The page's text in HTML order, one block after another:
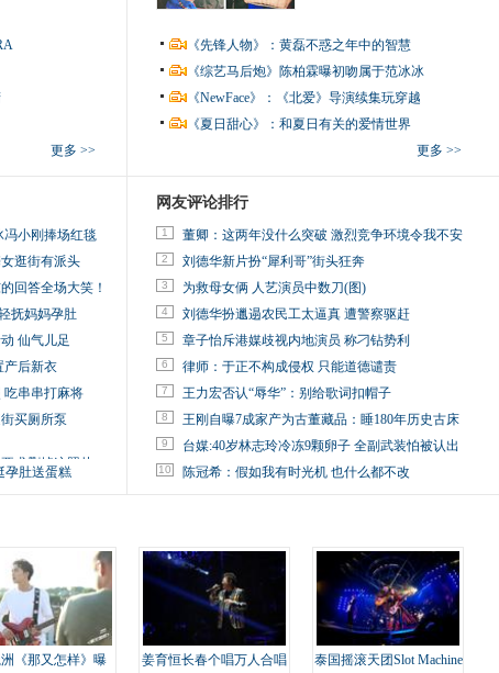
更多 >>
《先锋人物》：黄磊不惑之年中的智慧
《综艺马后炮》陈柏霖曝初吻属于范冰冰
《NewFace》：《北爱》导演续集玩穿越
《夏日甜心》：和夏日有关的爱情世界
更多 >>
冯小刚捧场红毯
逛街有派头
回答全场大笑！
抚妈妈孕肚
仙气儿足
产后新衣
吃串串打麻将
买厕所泵
求删掉这照片
孕肚送蛋糕
网友评论排行
1 董卿：这两年没什么突破 激烈竞争环境令我不安
2 刘德华新片扮“犀利哥”街头狂奔
3 为救母女俩 人艺演员中数刀(图)
4 刘德华扮邋遢农民工太逼真 遭警察驱赶
5 章子怡斥港媒歧视内地演员 称刁钻势利
6 律师：于正不构成侵权 只能道德谴责
7 王力宏否认“辱华”：别给歌词扣帽子
8 王刚自曝7成家产为古董藏品：睡180年历史古床
9 台媒:40岁林志玲冷冻9颗卵子 全副武装怕被认出
10 陈冠希：假如我有时光机 也什么都不改
《那又怎样》曝
姜育恒长春个唱万人合唱
泰国摇滚天团Slot Machine